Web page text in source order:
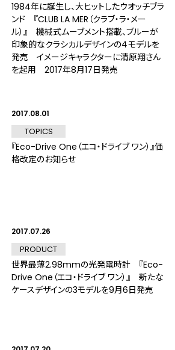
1984年に誕生し、大ヒットしたウオッチブラ
ンド 『CLUB LA MER（クラブ・ラ・メー
ル）』 機械式ムーブメント搭載、ブルーが
印象的なクラシカルデザインの４モデルを
発売 イメージキャラクターに清原翔さん
を起用 2017年8月17日発売
2017.08.01
TOPICS
『Eco-Drive One（エコ・ドライブ ワン）』価
格改定のお知らせ
2017.07.26
PRODUCT
世界最薄2.98mmの光発電時計 『Eco-
Drive One（エコ・ドライブ ワン）』 新たな
ケースデザインの3モデルを9月6日発売